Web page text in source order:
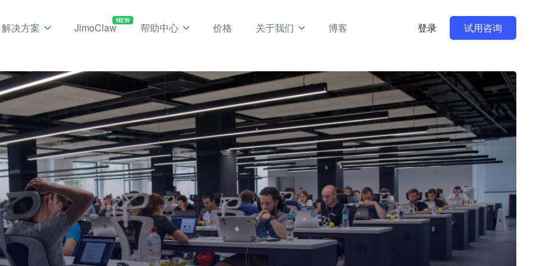
解决方案 JimoClaw
NEW
帮助中心 价格 关于我们 博客 登录 试用咨询